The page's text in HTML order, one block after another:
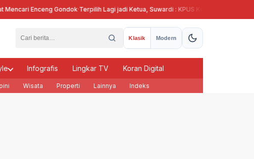
Enceng Gondok·Terpilih Lagi jadi Ketua, Suwardi : KPUS Kendal Siap Terlibat
Klasik Modern
Infografis Lingkar TV Koran Digital
Wisata Properti Lainnya Indeks